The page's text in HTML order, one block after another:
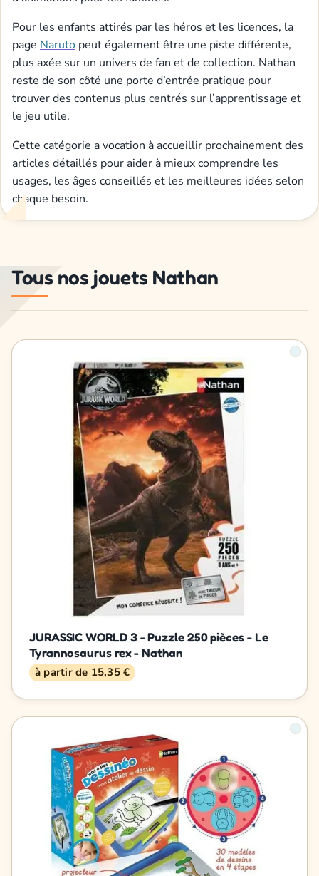
Pour les enfants attirés par les héros et les licences, la
page Naruto peut également être une piste différente,
plus axée sur un univers de fan et de collection. Nathan
reste de son côté une porte d’entrée pratique pour
trouver des contenus plus centrés sur l’apprentissage et
le jeu utile.
Cette catégorie a vocation à accueillir prochainement des
articles détaillés pour aider à mieux comprendre les
usages, les âges conseillés et les meilleures idées selon
chaque besoin.
Tous nos jouets Nathan
JURASSIC WORLD 3 - Puzzle 250 pièces - Le
Tyrannosaurus rex - Nathan
à partir de 15,35 €